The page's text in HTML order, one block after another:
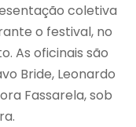
coletiva
o festival, no
As oficinais são
Bride, Leonardo
Fassarela, sob